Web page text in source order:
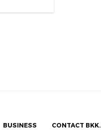
BUSINESS CONTACT BKK.